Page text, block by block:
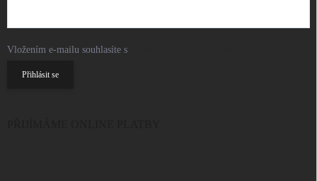
Vložením e-mailu souhlasíte s
Přihlásit se